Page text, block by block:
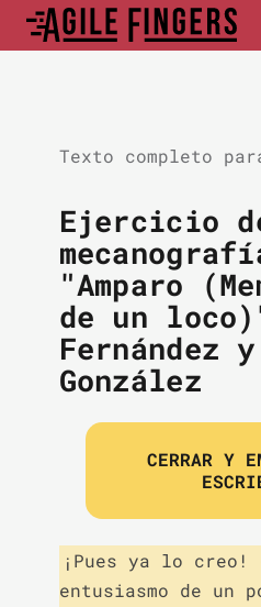
Texto completo
Ejercicio
"Amparo
de un
Fernández y
González
CERRAR Y
¡Pues ya lo
entusiasmo de un